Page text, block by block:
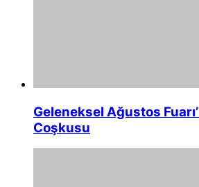
Geleneksel Ağustos
Coşkusu